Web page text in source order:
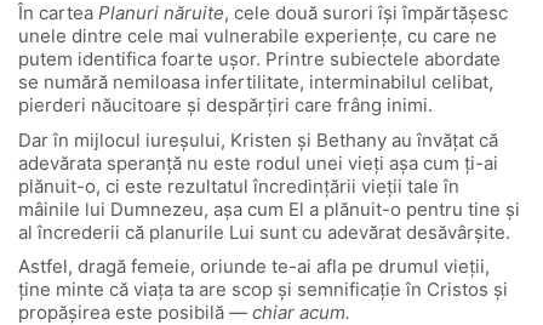
În cartea Planuri năruite, cele două surori își împărtășesc
unele dintre cele mai vulnerabile experiențe, cu care ne
putem identifica foarte ușor. Printre subiectele abordate
se numără nemiloasa infertilitate, interminabilul celibat,
pierderi năucitoare și despărțiri care frâng inimi.
Dar în mijlocul iureșului, Kristen și Bethany au învățat că
adevărata speranță nu este rodul unei vieți așa cum ți-ai
plănuit-o, ci este rezultatul încredințării vieții tale în
mâinile lui Dumnezeu, așa cum El a plănuit-o pentru tine și
al încrederii că planurile Lui sunt cu adevărat desăvârșite.
Astfel, dragă femeie, oriunde te-ai afla pe drumul vieții,
ține minte că viața ta are scop și semnificație în Cristos și
propășirea este posibilă — chiar acum.